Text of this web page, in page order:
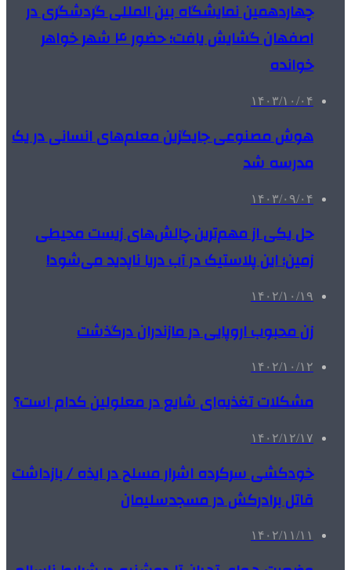
چهاردهمین نمایشگاه بین المللی گردشگری در
اصفهان گشایش یافت؛ حضور ۴ شهر خواهر
خوانده
۱۴۰۳/۱۰/۰۴
هوش مصنوعی جایگزین معلم‌های انسانی در یک
مدرسه شد
۱۴۰۳/۰۹/۰۴
حل یکی از مهم‌ترین چالش‌های زیست محیطی
زمین؛ این پلاستیک در آب دریا ناپدید می‌شود!
۱۴۰۲/۱۰/۱۹
زن محبوب اروپایی در مازندران درگذشت
۱۴۰۲/۱۰/۱۲
مشکلات تغذیه‌ای شایع در معلولین کدام است؟
۱۴۰۲/۱۲/۱۷
خودکشی سرکرده اشرار مسلح در ایذه / بازداشت
قاتل برادرکش در مسجدسلیمان
۱۴۰۲/۱۱/۱۱